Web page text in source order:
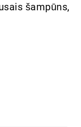
šampūns,